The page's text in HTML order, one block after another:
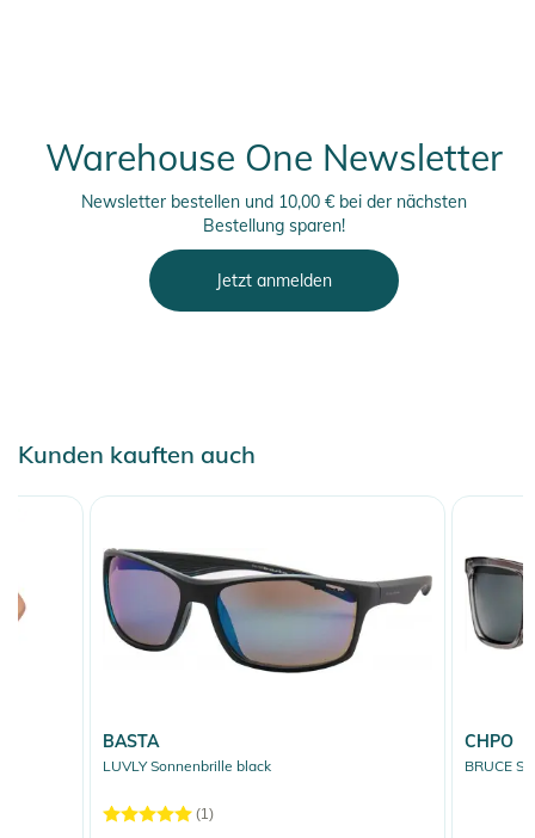
Warehouse One Newsletter
Newsletter bestellen und 10,00 € bei der nächsten
Bestellung sparen!
Jetzt anmelden
Kunden kauften auch
BASTA
LUVLY Sonnenbrille black
(1)
CHPO
BRUCE